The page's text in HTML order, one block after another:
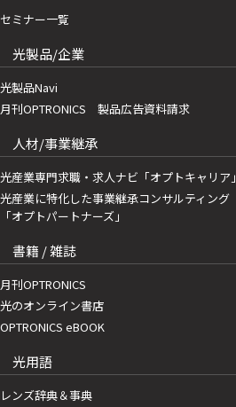
セミナー一覧
光製品/企業
光製品Navi
月刊OPTRONICS 製品広告資料請求
人材/事業継承
光産業専門求職・求人ナビ「オプトキャリア」
光産業に特化した事業継承コンサルティング
「オプトパートナーズ」
書籍 / 雑誌
月刊OPTRONICS
光のオンライン書店
OPTRONICS eBOOK
光用語
レンズ辞典＆事典